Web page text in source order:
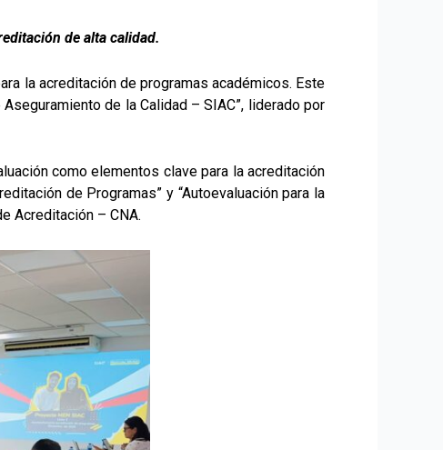
de alta calidad.
la acreditación de programas académicos. Este
de la Calidad – SIAC”, liderado por
como elementos clave para la acreditación
de Programas” y “Autoevaluación para la
Acreditación – CNA.